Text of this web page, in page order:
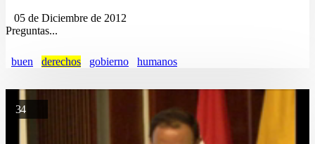
05 de Diciembre de 2012
Preguntas...
buen derechos gobierno humanos
34